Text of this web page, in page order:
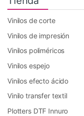
Vinilos de corte
Vinilos de impresión
Vinilos poliméricos
Vinilos espejo
Vinilos efecto ácido
Vinilo transfer textil
Plotters DTF Innuro